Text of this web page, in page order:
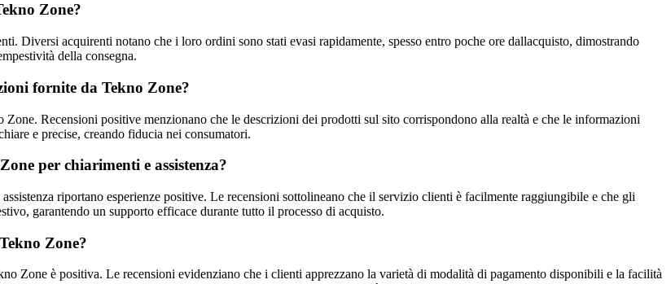
Zone?
Diversi acquirenti notano che i loro ordini sono stati evasi rapidamente, spesso entro poche ore dallacquisto, dimostrando
della consegna.
fornite da Tekno Zone?
Recensioni positive menzionano che le descrizioni dei prodotti sul sito corrispondono alla realtà e che le informazioni
e precise, creando fiducia nei consumatori.
per chiarimenti e assistenza?
riportano esperienze positive. Le recensioni sottolineano che il servizio clienti è facilmente raggiungibile e che gli
garantendo un supporto efficace durante tutto il processo di acquisto.
Zone?
Zone è positiva. Le recensioni evidenziano che i clienti apprezzano la varietà di modalità di pagamento disponibili e la facilità